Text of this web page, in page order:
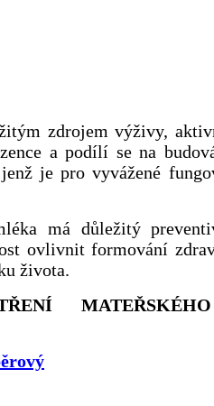
zdrojem výživy,
a podílí se na
je pro vyvážené
má důležitý
ovlivnit formování
života.